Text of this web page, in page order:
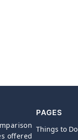
offered
PAGES
Things to Do